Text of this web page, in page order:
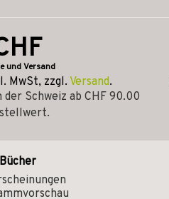
und Versand
MwSt, zzgl. Versand.
Schweiz ab CHF 90.00
Bücher